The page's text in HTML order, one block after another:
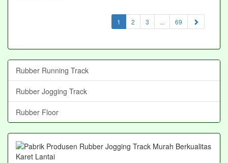
1 (current)
2 3 ... 69
Rubber Running Track
Rubber Jogging Track
Rubber Floor